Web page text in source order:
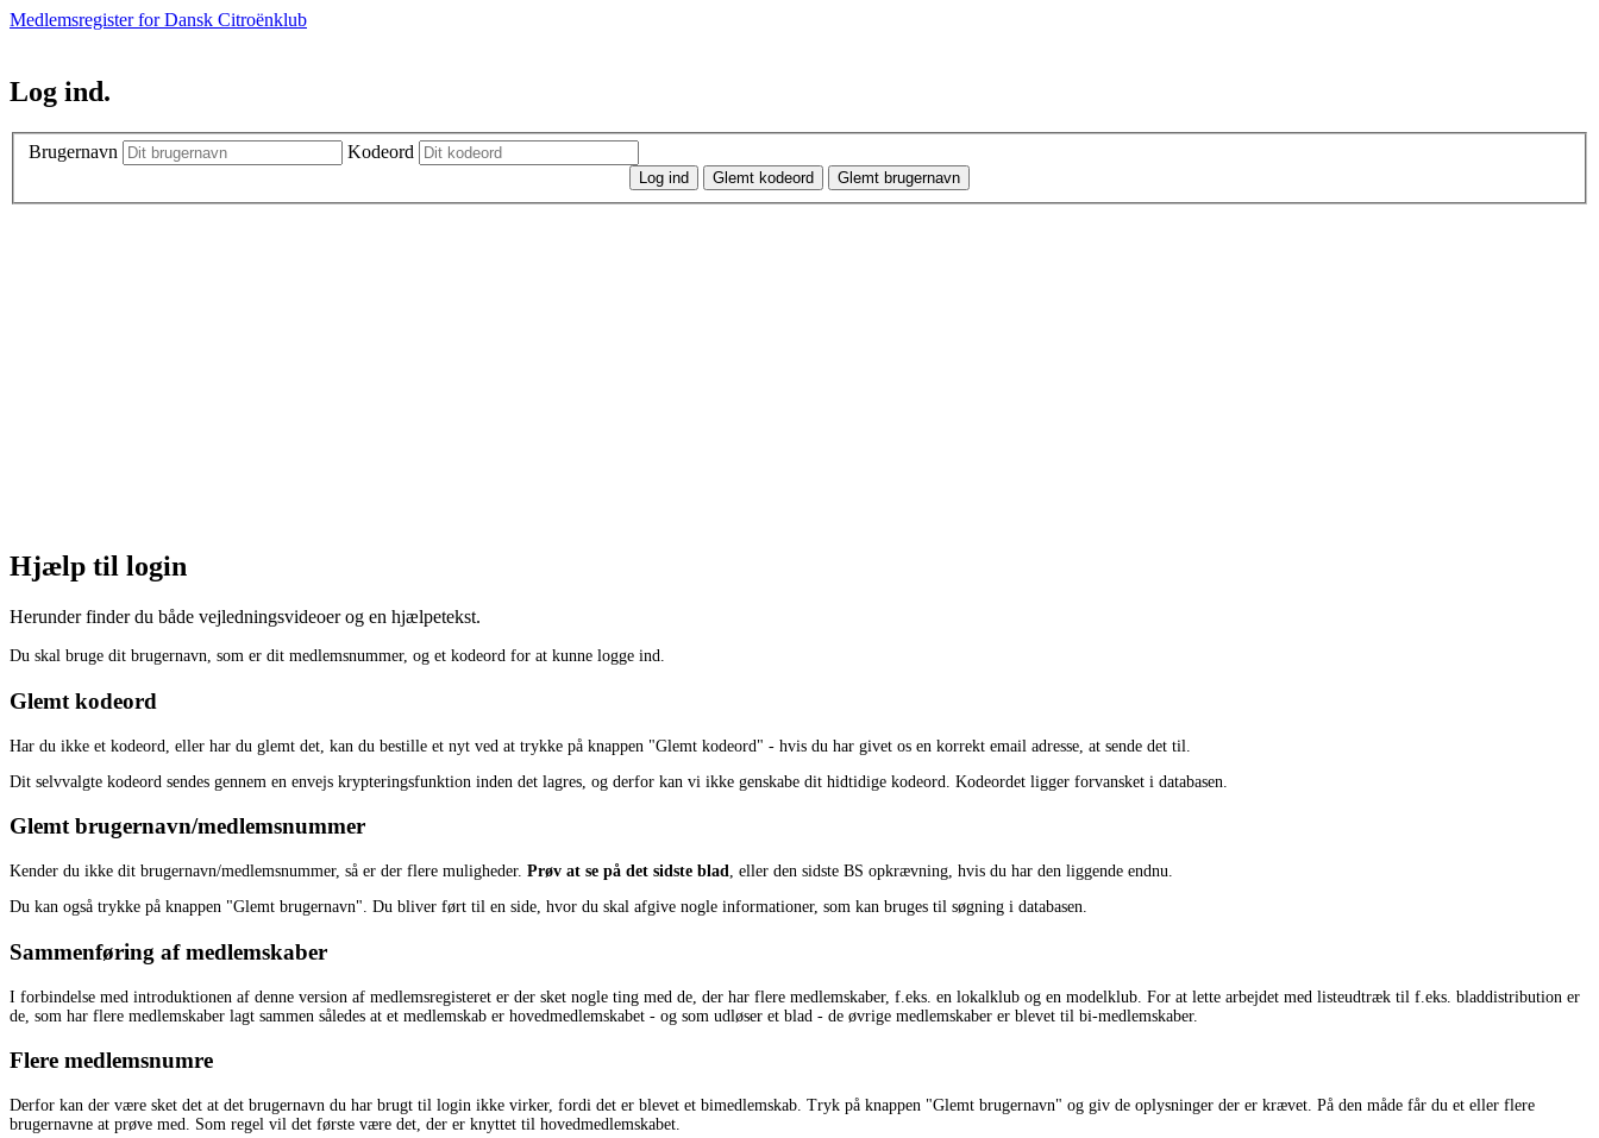
Medlemsregister for Dansk Citroënklub
Log ind.
Brugernavn Kodeord
Log ind Glemt kodeord Glemt brugernavn
Hjælp til login
Herunder finder du både vejledningsvideoer og en hjælpetekst.
Du skal bruge dit brugernavn, som er dit medlemsnummer, og et kodeord for at kunne logge ind.
Glemt kodeord
Har du ikke et kodeord, eller har du glemt det, kan du bestille et nyt ved at trykke på knappen "Glemt kodeord" - hvis du har givet os en korrekt email adresse, at sende det til.
Dit selvvalgte kodeord sendes gennem en envejs krypteringsfunktion inden det lagres, og derfor kan vi ikke genskabe dit hidtidige kodeord. Kodeordet ligger forvansket i databasen.
Glemt brugernavn/medlemsnummer
Kender du ikke dit brugernavn/medlemsnummer, så er der flere muligheder. Prøv at se på det sidste blad, eller den sidste BS opkrævning, hvis du har den liggende endnu.
Du kan også trykke på knappen "Glemt brugernavn". Du bliver ført til en side, hvor du skal afgive nogle informationer, som kan bruges til søgning i databasen.
Sammenføring af medlemskaber
I forbindelse med introduktionen af denne version af medlemsregisteret er der sket nogle ting med de, der har flere medlemskaber, f.eks. en lokalklub og en modelklub. For at lette arbejdet med listeudtræk til f.eks. bladdistribution er
de, som har flere medlemskaber lagt sammen således at et medlemskab er hovedmedlemskabet - og som udløser et blad - de øvrige medlemskaber er blevet til bi-medlemskaber.
Flere medlemsnumre
Derfor kan der være sket det at det brugernavn du har brugt til login ikke virker, fordi det er blevet et bimedlemskab. Tryk på knappen "Glemt brugernavn" og giv de oplysninger der er krævet. På den måde får du et eller flere
brugernavne at prøve med. Som regel vil det første være det, der er knyttet til hovedmedlemskabet.